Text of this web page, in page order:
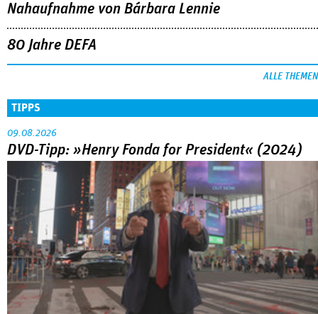
Nahaufnahme von Bárbara Lennie
80 Jahre DEFA
ALLE THEMEN
TIPPS
09.08.2026
DVD-Tipp: »Henry Fonda for President« (2024)